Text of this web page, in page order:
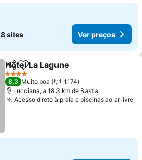
8 sites Ver preços
PartilharAdicionar aos favoritos
Hôtel La Lagune
4 Estrelas
8,3 Muito boa
1.174
Lucciana, a 18.3 km de Bastia
Acesso direto à praia e piscinas ao ar livre